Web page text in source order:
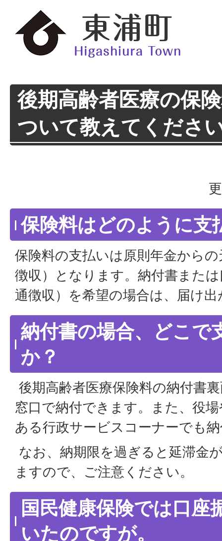
後期高齢者医療の保
ついて教えてくださ
保険料はどのように支
保険料の支払いは原則年金から
徴収）となります。納付書また
通徴収）を希望の場合は、届け
納付書の場合、どこで
か？
後期高齢者医療保険料の納付書
窓口で納付できます。また、役
ある行政サービスコーナーでも
なお、納期限を過ぎると延滞金
ますので、ご注意ください。
国民健康保険では口座
いたのですが。